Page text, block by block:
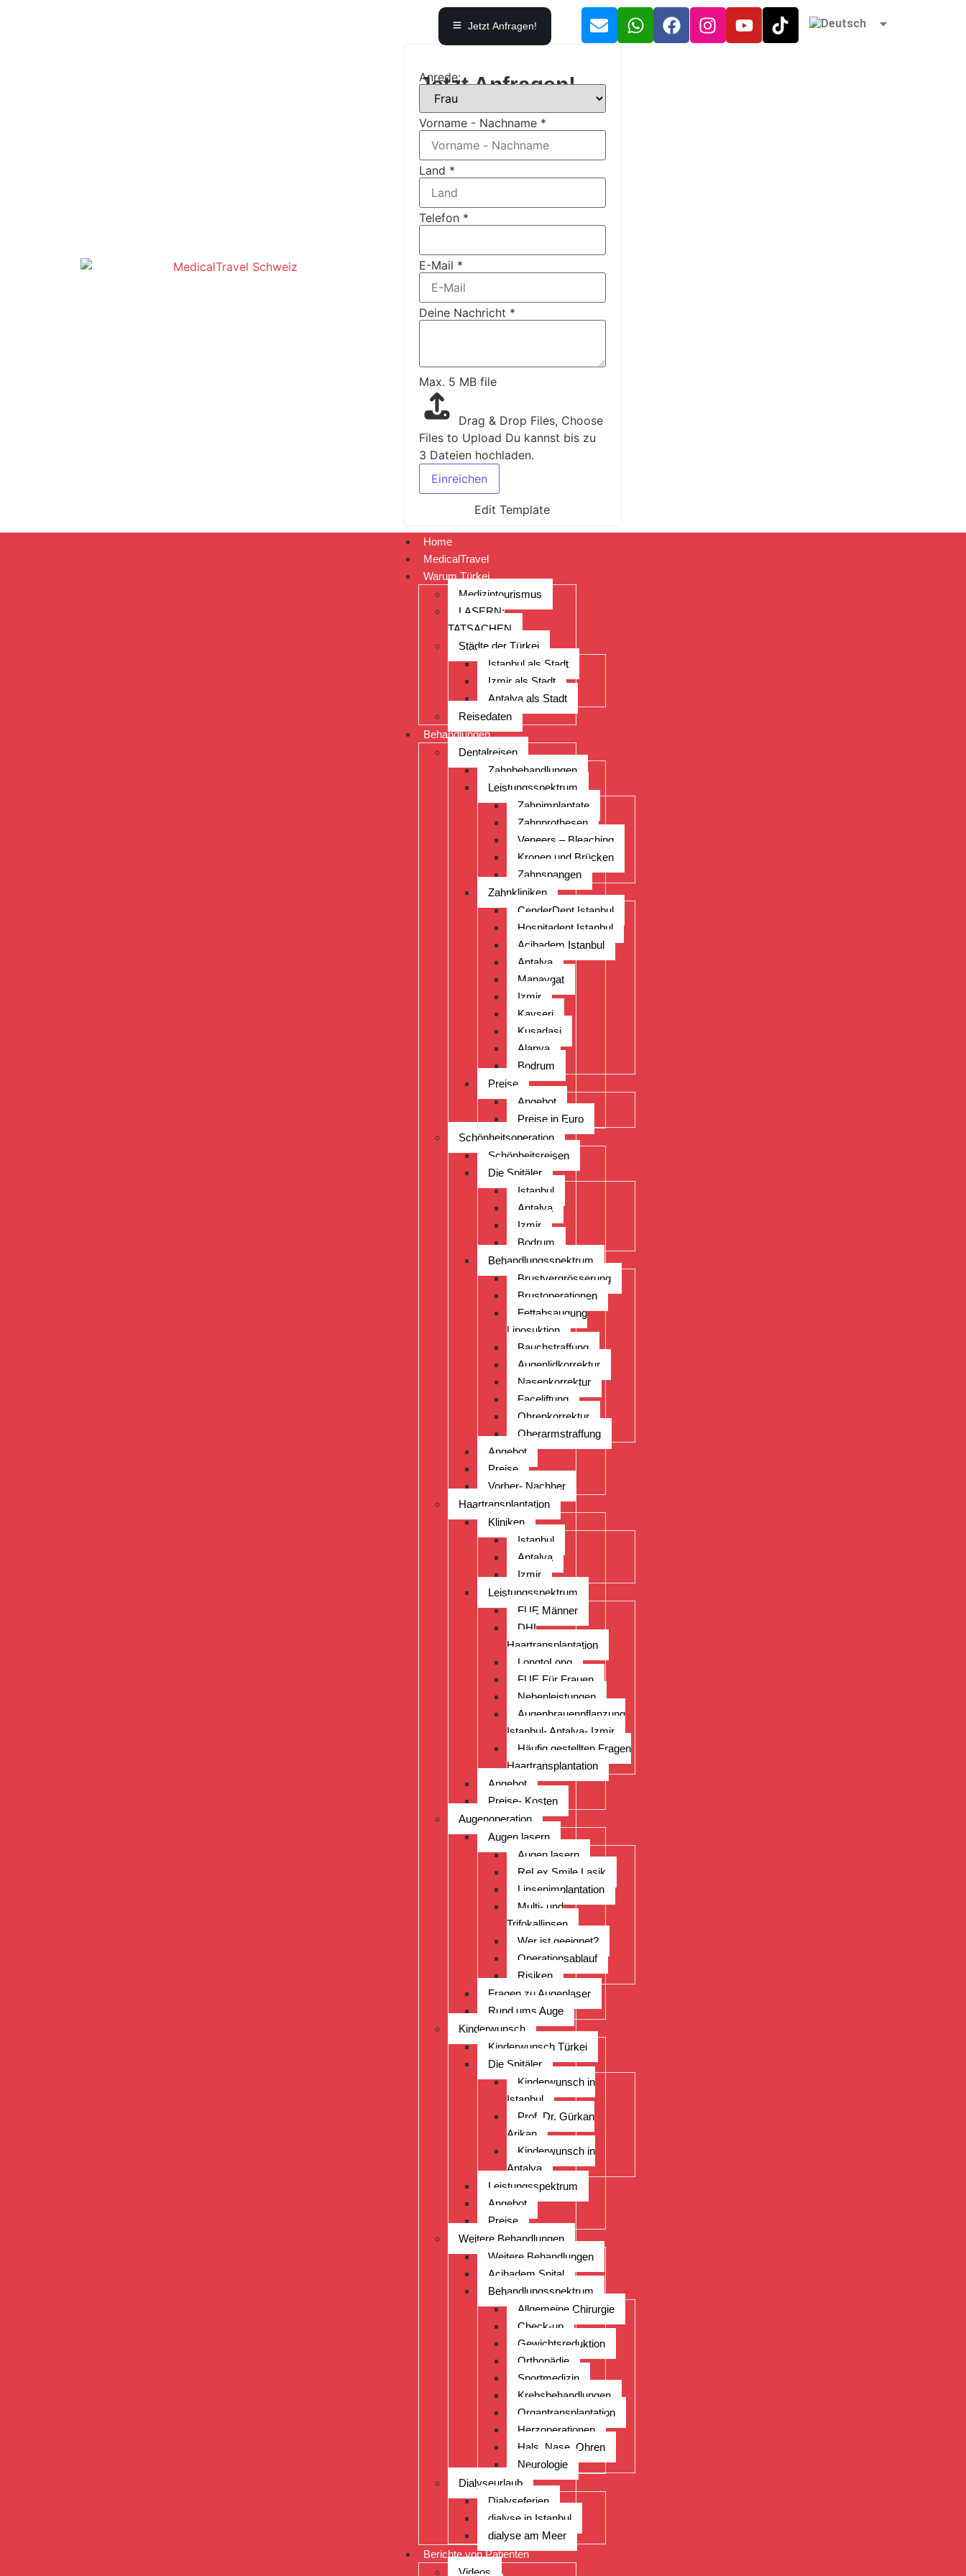
Jetzt Anfragen!
Jetzt Anfragen!
Anrede:
Vorname - Nachname *
Land *
Telefon *
E-Mail *
Deine Nachricht *
Max. 5 MB file
Drag & Drop Files, Choose
Files to Upload Du kannst bis zu
3 Dateien hochladen.
Einreichen
Edit Template
Home
MedicalTravel
Warum Türkei
Medizintourismus
LASERN:
TATSACHEN
Städte der Türkei
Istanbul als Stadt
Izmir als Stadt
Antalya als Stadt
Reisedaten
Behandlungen
Dentalreisen
Zahnbehandlungen
Leistungsspektrum
Zahnimplantate
Zahnprothesen
Veneers – Bleaching
Kronen und Brücken
Zahnspangen
Zahnkliniken
CenderDent Istanbul
Hospitadent Istanbul
Acibadem Istanbul
Antalya
Manavgat
Izmir
Kayseri
Kusadasi
Alanya
Bodrum
Preise
Angebot
Preise in Euro
Schönheitsoperation
Schönheitsreisen
Die Spitäler
Istanbul
Antalya
Izmir
Bodrum
Behandlungsspektrum
Brustvergrösserung
Brustoperationen
Fettabsaugung
Liposuktion
Bauchstraffung
Augenlidkorrektur
Nasenkorrektur
Faceliftung
Ohrenkorrektur
Oberarmstraffung
Angebot
Preise
Vorher- Nachher
Haartransplantation
Kliniken
Istanbul
Antalya
Izmir
Leistungsspektrum
FUE Männer
DHI
Haartransplantation
LongtoLong
FUE Für Frauen
Nebenleistungen
Augenbrauenpflanzung
Istanbul- Antalya- Izmir
Häufig gestellten Fragen
Haartransplantation
Angebot
Preise- Kosten
Augenoperation
Augen lasern
Augen lasern
ReLex Smile Lasik
Linsenimplantation
Multi- und
Trifokallinsen
Wer ist geeignet?
Operationsablauf
Risiken
Fragen zu Augenlaser
Rund ums Auge
Kinderwunsch
Kinderwunsch Türkei
Die Spitäler
Kinderwunsch in
Istanbul
Prof. Dr. Gürkan
Arikan
Kinderwunsch in
Antalya
Leistungsspektrum
Angebot
Preise
Weitere Behandlungen
Weitere Behandlungen
Acibadem Spital
Behandlungsspektrum
Allgemeine Chirurgie
Check-up
Gewichtsreduktion
Orthopädie
Sportmedizin
Krebsbehandlungen
Organtransplantation
Herzoperationen
Hals, Nase, Ohren
Neurologie
Dialyseurlaub
Dialyseferien
dialyse in Istanbul
dialyse am Meer
Berichte von Patienten
Videos